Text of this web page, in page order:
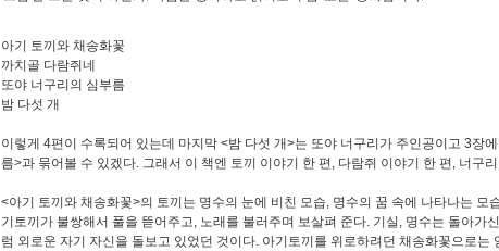
아기 토끼와 채송화꽃
까치골 다람쥐네
또야 너구리의 심부름
밤 다섯 개
이렇게 4편이 수록되어 있는데 마지막 <밤 다섯 개>는 또야 너구리가 주인공이고 3장
름>과 묶어볼 수 있겠다. 그래서 이 책엔 토끼 이야기 한 편, 다람쥐 이야기 한 편, 너구
<아기 토끼와 채송화꽃>의 토끼는 명수의 눈에 비친 모습, 명수의 꿈 속에 나타나는 모
기토끼가 불쌍해서 풀을 뜯어주고, 노래를 불러주며 보살펴 준다. 기실, 명수는 돌아가
럼 외로운 자기 자신을 돌보고 있었던 것이다. 아기토끼를 위로하려던 채송화꽃으로는